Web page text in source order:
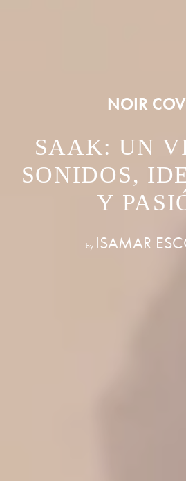
NOIR
SAAK: UN
SONIDOS,
Y
by ISAMAR